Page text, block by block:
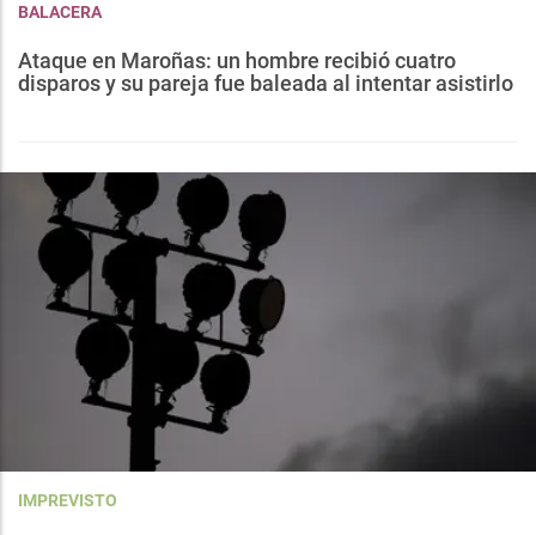
BALACERA
Ataque en Maroñas: un hombre recibió cuatro
disparos y su pareja fue baleada al intentar asistirlo
IMPREVISTO